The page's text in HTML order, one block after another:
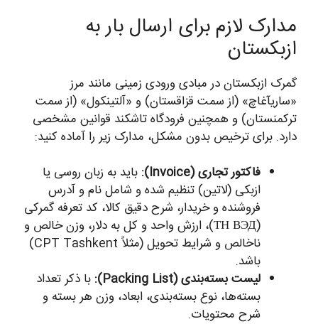
مدارک لازم برای ارسال بار به
ازبکستان
گمرک ازبکستان در مبادی ورودی زمینی مانند مرز
«ساریآغاچ» (از سمت قزاقستان) و «آلتینکول» (از سمت
ترکمنستان) و همچنین فرودگاه تاشکند قوانین مشخصی
دارد. برای ترخیص بدون مشکل، مدارک زیر را آماده کنید:
فاکتور تجاری (Invoice):
باید به زبان روسی یا
ازبکی (لاتین) تنظیم شده و شامل نام و آدرس
فروشنده و خریدار، شرح دقیق کالا، کد تعرفه گمرکی
(ТН ВЭД)، ارزش واحد و کل به دلار، وزن خالص و
ناخالص و شرایط تحویل (مثلاً CPT Tashkent)
باشد.
لیست بسته‌بندی (Packing List):
با ذکر تعداد
بسته‌ها، نوع بسته‌بندی، ابعاد، وزن هر بسته و
شرح محتویات.